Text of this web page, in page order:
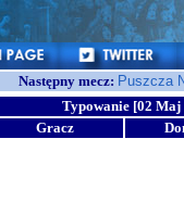
Następny mecz: Puszcza
Typowanie [02 Maj
Gracz